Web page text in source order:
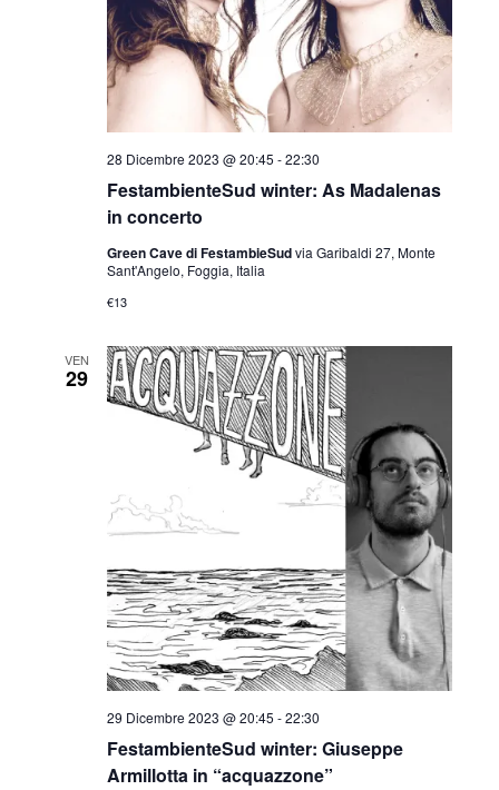
FestambienteSud winter: As Madalenas
in concerto
28 Dicembre 2023 @ 20:45 -22:30
Green Cave di FestambieSudvia Garibaldi 27, Monte
Sant'Angelo, Foggia, Italia
€13
VEN
29
FestambienteSud winter: Giuseppe
Armillotta in “acquazzone”
29 Dicembre 2023 @ 20:45 -22:30